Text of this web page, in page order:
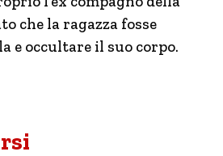
che la ragazza fosse
e occultare il suo corpo.